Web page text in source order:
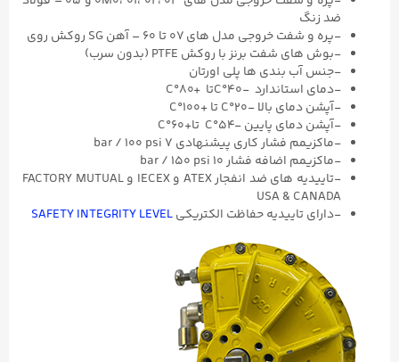
ضد زنگ
-پره و شفت خروجی مدل های ۰۷ تا ۶۰ – آهن SG روکش روی
-بوش های شفت برنز با روکش PTFE (بدون سرب)
-جنس آب بندی ها پلی اورتان
-دمای استاندارد -۴۰°Cتا +۸۰°C
-آپشن دمای بالا -۲۰°C تا +۱۰۰°C
-آپشن دمای پایین -۵۴°C تا+۶۰°C
-ماکزیمم فشار کاری پیشنهادی ۷ bar / ۱۰۰ psi
-ماکزیمم اضافه فشار ۱۰ bar / ۱۵۰ psi
-تاییدیه های ضد انفجار ATEX و IECEX و FACTORY MUTUAL
USA & CANADA
-دارای تاییدیه حفاظت الکتریکیSAFETY INTEGRITY LEVEL